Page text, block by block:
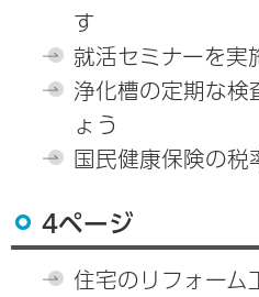
す
就活セミナーを実
浄化槽の定期な検
ょう
国民健康保険の税
4ページ
住宅のリフォーム